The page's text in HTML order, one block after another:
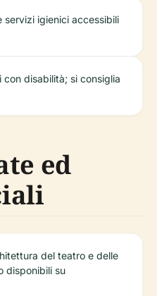
servizi igienici accessibili
disabilità; si consiglia
ed
del teatro e delle
disponibili su